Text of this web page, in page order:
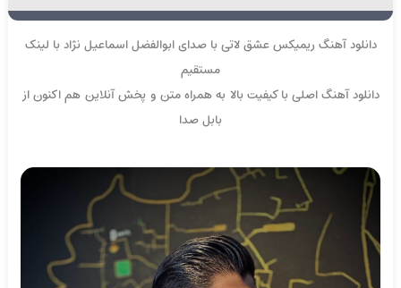
دانلود آهنگ ریمیکس عشق لاتی با صدای ابوالفضل اسماعیل نژاد با لینک
مستقیم
دانلود آهنگ اصلی با کیفیت بالا به همراه متن و پخش آنلاین هم اکنون از
بابل صدا